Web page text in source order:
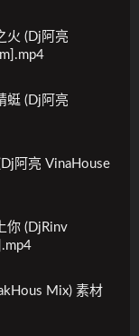
火 (Dj阿亮
蜓 (Dj阿亮
阿亮 VinaHouse
你 (DjRinv
Mix) 素材